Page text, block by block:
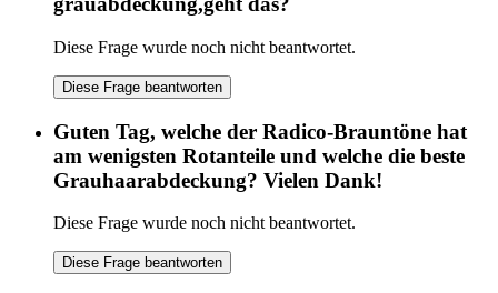
Diese Frage wurde noch nicht beantwortet.
Diese Frage beantworten
Guten Tag, welche der Radico-Brauntöne hat
am wenigsten Rotanteile und welche die beste
Grauhaarabdeckung? Vielen Dank!
Diese Frage wurde noch nicht beantwortet.
Diese Frage beantworten